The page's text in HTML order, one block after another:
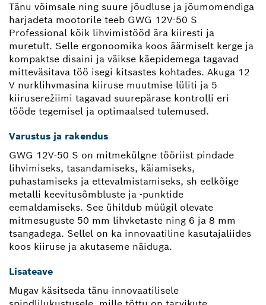
Tänu võimsale ning suure jõudluse ja jõumomendiga
harjadeta mootorile teeb GWG 12V-50 S
Professional kõik lihvimistööd ära kiiresti ja
muretult. Selle ergonoomika koos äärmiselt kerge ja
kompaktse disaini ja väikse käepidemega tagavad
mitteväsitava töö isegi kitsastes kohtades. Akuga 12
V nurklihvmasina kiiruse muutmise lüliti ja 5
kiiruserežiimi tagavad suurepärase kontrolli eri
tööde tegemisel ja optimaalsed tulemused.
Varustus ja rakendus
GWG 12V-50 S on mitmekülgne tööriist pindade
lihvimiseks, tasandamiseks, käiamiseks,
puhastamiseks ja ettevalmistamiseks, sh eelkõige
metalli keevitusõmbluste ja -punktide
eemaldamiseks. See ühildub müügil olevate
mitmesuguste 50 mm lihvketaste ning 6 ja 8 mm
tsangadega. Sellel on ka innovaatiline kasutajaliides
koos kiiruse ja akutaseme näiduga.
Lisateave
Mugav käsitseda tänu innovaatilisele